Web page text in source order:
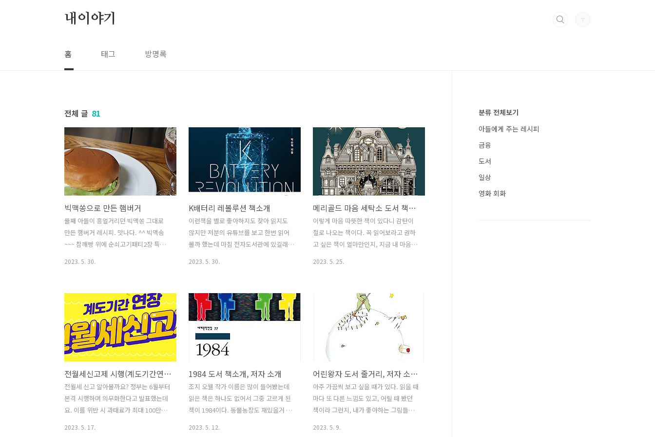
내이야기
홈 태그 방명록
전체 글 81
빅맥쏭으로 만든 햄버거
둘째 아들이 흥얼거리던 빅맥쏭 그대로
만든 햄버거 레시피. 맛나다. ^^ 빅맥송
~~~ 참깨빵 위에 순쇠고기패티2장 특별
략가능) 2. 패티는 간단하게 시판 떡갈비
(사용한 제품 : 한돈한우 직화스테이크) 구
워서 올린다. 3. 특별한 소스도 시판 돈가
스소스나 스테이크 소스(옥주부 감귤브라
운 소스) 바른다. 4. 양상추나 청상추(야채
탈수기나 키친타올로 물기 제거 필수) 올
린다. 5. 치즈 한장 올린다. 6. 피클도 마트
에서 구입한 다진피클이나 슬라이스 피클
올린다. 7. 양파는 얇게 슬라이스 해서 올
리거나 약한 불에 갈색 나도록 볶아준 후
올려주면 더 맛있다. 8. 1번에 구워서 마
2023. 5. 30.
K배터리 레볼루션 책소개
이런책을 별로 좋아하지도 찾아 읽지도
않지만 저분의 유튜브를 보고 한번 읽어
볼까 했는데 마침 전자도서관에 있길래
볼수도 있고, 주식투자하는 사람이라면
앞으로의 전망을 좀 생각해 볼 수 있는 책
이다. K배터리 레볼루션 책소개 인류 전
반에 거대한 혁신이 일어나고 부의 판도
가 바뀔 때는 항상 ‘에너지 혁명’이 있었
다. 반도체에 이어 세계 경제를 좌우하게
를 중심으로 배터리 산업은 어떻게 세계
각국을 바꿀 것인가. 왜 그 혁명을 한국의
배터리 기업이 좌우할 수밖에 없는가.
『K 배터리 레볼루션』은 그간 대중들에
기본적..
2023. 5. 30.
메리골드 마음 세탁소 도서 책소개
이렇게 마음 따뜻한 책이 있다니 감탄이
절로 나오는 책이다. 꼭 읽어보라고 권하
고 싶은 책이 얼마만인지, 지금 내 마음이
복하게 사는것은 내가 해내야하는 자연스
러운 일들이란 생각을 품게 해줘서 고마
운 책이다. 메리골드 마음 세탁소 책소개
우리는 가끔 시간을 되돌려 과거로 돌아
가 후회됐던 일을 되돌리고 싶어한다. 그
런데 과연 그 일을 지워버리는 게 현명한
선택일까? 그리고 그 기억을 지웠을 때 지
금의 내가 있을 수 있을까? 만약 그 기억
만 없다면 앞으로 행복만 할 수 있을까?
『메리골드 마음 세탁소』는 한밤중 언덕
위에 생겨난, 조금 수상하고도 신비로운
판타..
2023. 5. 25.
전월세신고제 시행(계도기간연장, 2024년6월부터)
전월세 신고 알아볼까요? 정부는 6월부터
본격 시행하며 의무화한다고 발표했는데
요. 이를 위반 시 과태료가 최대 100만원
2023. 5. 17.
1984 도서 책소개, 저자 소개
조지 오웰 작가 이름은 많이 들어봤는데
읽은 책은 하나도 없어서 그중 고르게 된
책이 1984이다. 동물농장도 재밌을거 같
2023. 5. 12.
어린왕자 도서 줄거리, 저자 소개, 느낀 점
아주 가끔씩 보고 싶을 때가 있다. 읽을 때
마다 또 다른 느낌도 있고, 어릴 때 봤던
책이라 그런지, 내가 좋아하는 그림들이
2023. 5. 9.
분류 전체보기
아들에게 주는 레시피
금융
도서
일상
영화 회화